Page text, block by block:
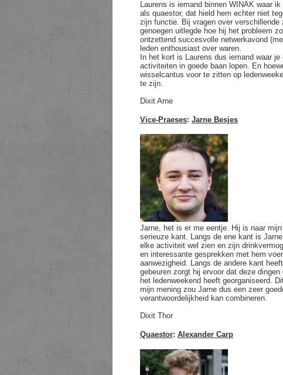
Laurens is iemand binnen WINAK waar
als quaestor, dat hield hem echter niet
zijn functie. Bij vragen over
genoegen uitlegde hoe hij het probleem
ontzettend succesvolle netwerkavond
leden enthousiast over waren.
In het kort is Laurens dus iemand waar
activiteiten in goede baan lopen. En
wisselcantus voor te zitten op
te zijn.
Dixit Arne
Vice-Praeses: Jarne Besjes
Jarne, het is er me eentje. Hij is naar
serieuze kant. Langs de ene kant is
elke activiteit wel zien en zijn
en interessante gesprekken met hem
aanwezigheid. Langs de andere kant
gebeuren zorgt hij ervoor dat deze
het ledenweekend heeft georganiseerd.
mijn mening zou Jarne dus een zeer
verantwoordelijkheid kan combineren.
Dixit Thor
Quaestor: Alexander Carp